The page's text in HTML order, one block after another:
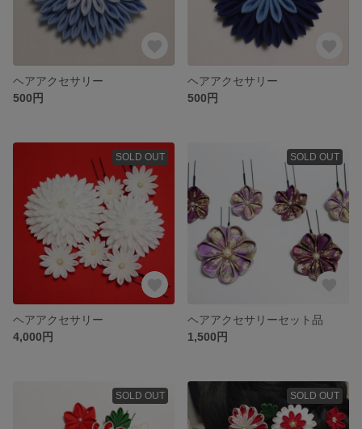
ヘアアクセサリー
500円
ヘアアクセサリー
500円
SOLD OUT
ヘアアクセサリー
4,000円
SOLD OUT
ヘアアクセサリーセット品
1,500円
SOLD OUT SOLD OUT